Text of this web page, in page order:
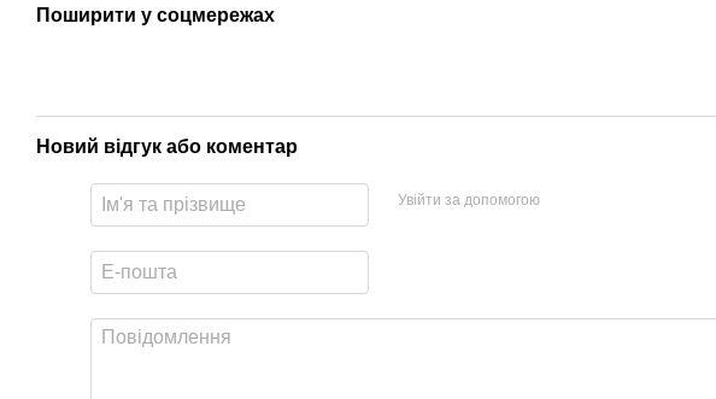
Поширити у соцмережах
Новий відгук або коментар
Увійти за допомогою